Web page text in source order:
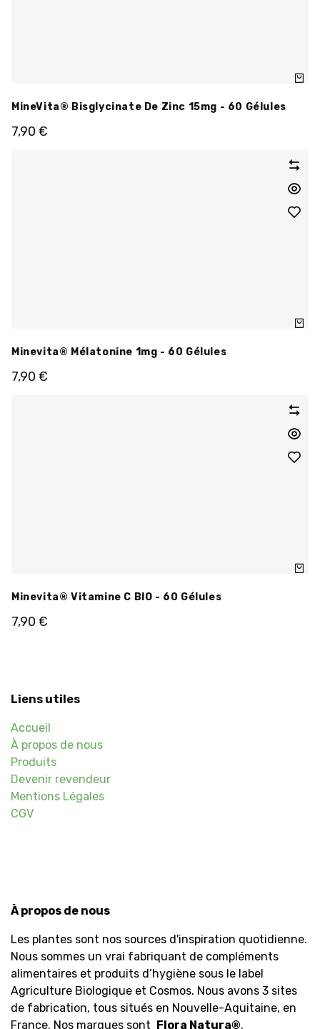
MineVita® Bisglycinate De Zinc 15mg - 60 Gélules
7,90 €
Minevita® Mélatonine 1mg - 60 Gélules
7,90 €
Minevita® Vitamine C BIO - 60 Gélules
7,90 €
Liens utiles
Accueil
À propos de nous
Produits
Devenir revendeur
Mentions Légales
CGV
À propos de nous
Les plantes sont nos sources d'inspiration quotidienne.
Nous sommes un vrai fabriquant de compléments
alimentaires et produits d’hygiène sous le label
Agriculture Biologique et Cosmos. Nous avons 3 sites
de fabrication, tous situés en Nouvelle-Aquitaine, en
France. Nos marques sont
Flora Natura®,